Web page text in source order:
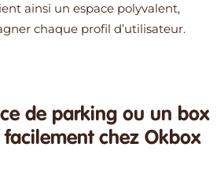
ainsi un espace polyvalent,
chaque profil d’utilisateur.
de parking ou un box
chez Okbox